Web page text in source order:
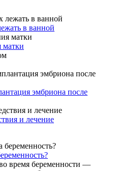
в ванной
матки
эмбриона после
и лечение